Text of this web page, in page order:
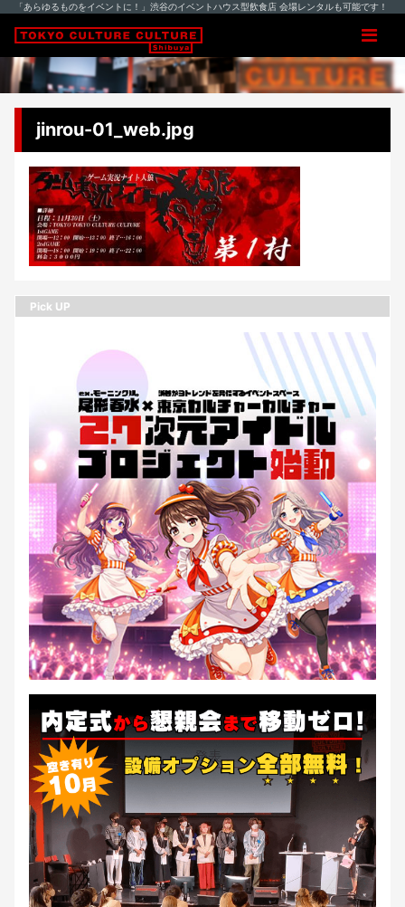
「あらゆるものをイベントに！」渋谷のイベントハウス型飲食店 会場レンタルも可能です！
jinrou-01_web.jpg
Pick UP